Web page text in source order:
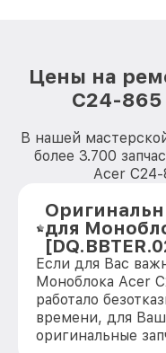
Цены на
C24-865
В нашей
более 3.700
Acer C24-
для
Если для Вас
Моноблока Acer
работало
времени, для
оригинальные